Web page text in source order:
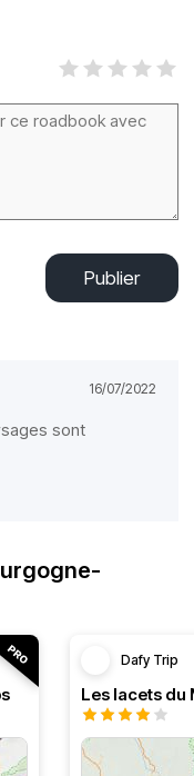
Publier
16/07/2022
sont
Dafy Trip
Les lacets du